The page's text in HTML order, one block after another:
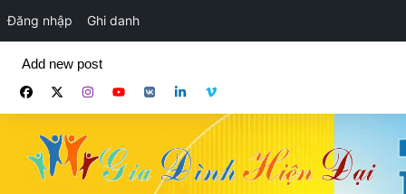
Đăng nhập Ghi danh
phần
Add new post